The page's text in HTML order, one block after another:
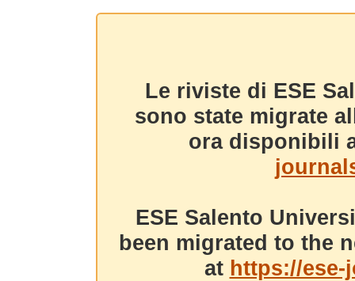
Le riviste di ESE
sono state migrate
ora disponibili
ESE Salento
been migrated to the
at https://